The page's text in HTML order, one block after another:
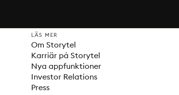
LÄS MER
Om Storytel
Karriär på Storytel
Nya appfunktioner
Investor Relations
Press